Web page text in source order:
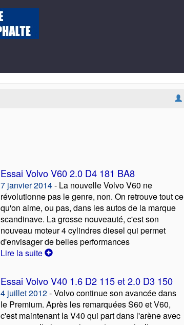
Essai Volvo V60 2.0 D4 181 BA8
7 janvier 2014- La nouvelle Volvo V60 ne
révolutionne pas le genre, non. On retrouve tout ce
qu'on aime, ou pas, dans les autos de la marque
scandinave. La grosse nouveauté, c'est son
nouveau moteur 4 cylindres diesel qui permet
d'envisager de belles performances
Lire la suite
Essai Volvo V40 1.6 D2 115 et 2.0 D3 150
4 juillet 2012- Volvo continue son avancée dans
le Premium. Après les remarquées S60 et V60,
c'est maintenant la V40 qui part dans l'arène avec